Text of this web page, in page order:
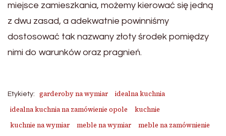
miejsce zamieszkania, możemy kierować się jedną
z dwu zasad, a adekwatnie powinniśmy
dostosować tak nazwany złoty środek pomiędzy
nimi do warunków oraz pragnień.
Etykiety: garderoby na wymiar
idealna kuchnia
idealna kuchnia na zamówienie opole
kuchnie
kuchnie na wymiar
meble na wymiar
meble na zamównienie